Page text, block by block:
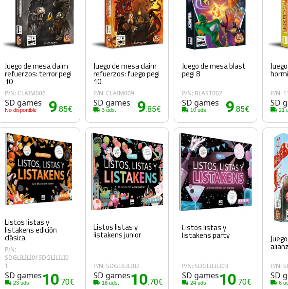
Juego de mesa claim
refuerzos: terror pegi
10
P/N: CLAIM006
SD games
No disponible 9.85€
Juego de mesa claim
refuerzos: fuego pegi
10
P/N: CLAIM009
SD games
3 uds. 9.85€
Juego de mesa blast
pegi 8
P/N: BLAST002
SD games
10 uds. 9.85€
P/N:
SD
21
Listos listas y
listakens edición
clásica
P/N:
SDGLILILI01SDGLILILI0
1
SD games
23 uds. 10.70€
Listos listas y
listakens junior
P/N: SDGLILILI02
SD games
18 uds. 10.70€
Listos listas y
listakens party
P/N: SDGLILILI03
SD games
24 uds. 10.70€
P/N:
SD
6